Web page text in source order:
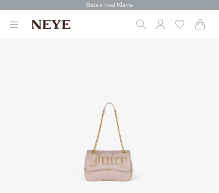
Betala med Klarna
Leverans 1-4 arbetsdagar
Gratis frakt över 699 kr.